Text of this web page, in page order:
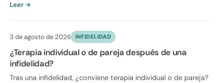
Leer →
3 de agosto de 2026 INFIDELIDAD
¿Terapia individual o de pareja después de una
infidelidad?
Tras una infidelidad, ¿conviene terapia individual o de pareja?